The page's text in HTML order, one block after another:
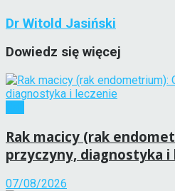
Dr Witold Jasiński
Dowiedz się więcej
Rak macicy (rak
przyczyny, diagnostyka i
07/08/2026